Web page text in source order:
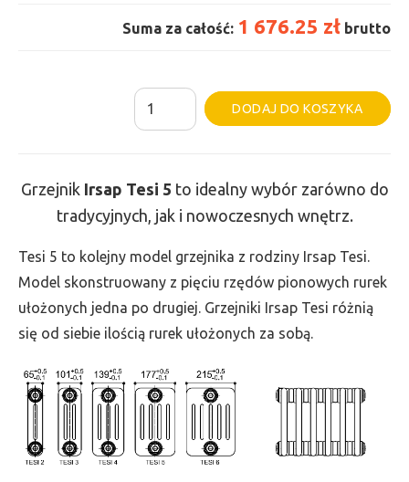
Suma za całość: 1 676.25 zł brutto
ilość
Grzejnik
-
wys.
400,
szer.
675,
998
DODAJ DO KOSZYKA
Grzejnik Irsap Tesi 5 to idealny wybór zarówno do
tradycyjnych, jak i nowoczesnych wnętrz.
Tesi 5 to kolejny model grzejnika z rodziny Irsap Tesi.
Model skonstruowany z pięciu rzędów pionowych rurek
ułożonych jedna po drugiej. Grzejniki Irsap Tesi różnią
się od siebie ilością rurek ułożonych za sobą.